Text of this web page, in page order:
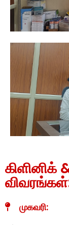
கிளினிக்
முகவரி: